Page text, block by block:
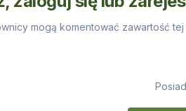
mogą komentować zawartość tej